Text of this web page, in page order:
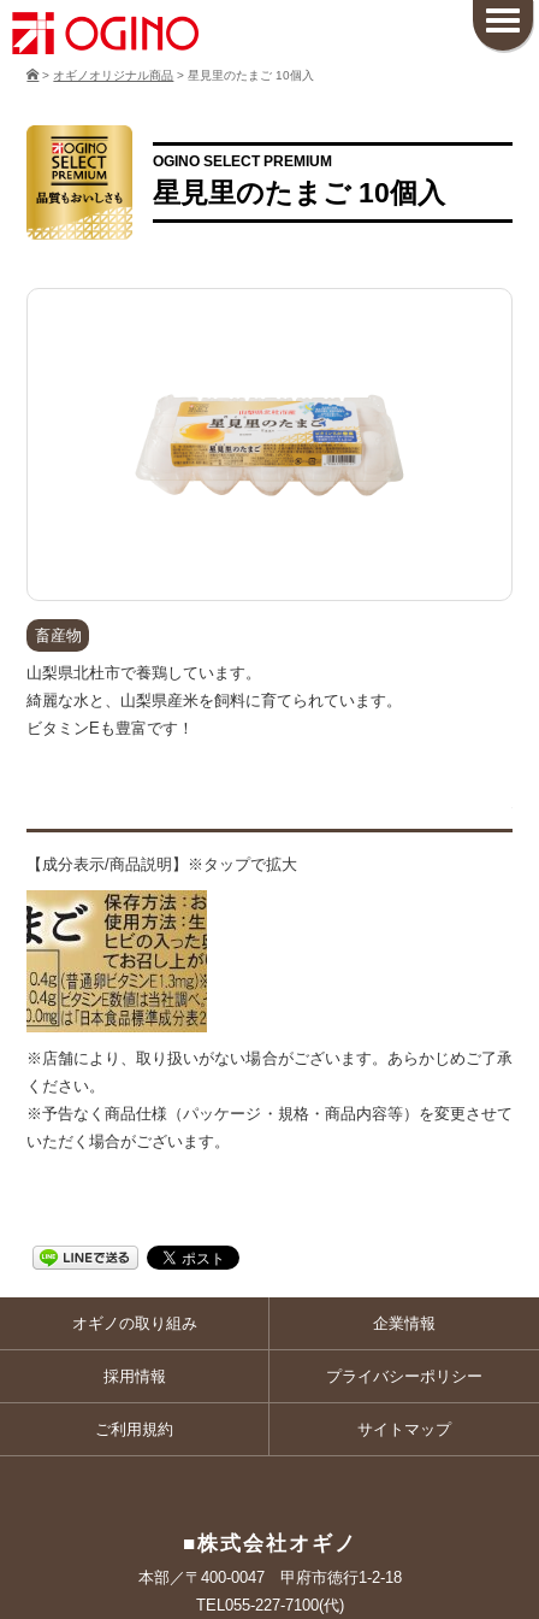
> オギノオリジナル商品 >星見里のたまご 10個入
OGINO SELECT PREMIUM
星見里のたまご 10個入
畜産物
山梨県北杜市で養鶏しています。
綺麗な水と、山梨県産米を飼料に育てられています。
ビタミンEも豊富です！
【成分表示/商品説明】※タップで拡大
※店舗により、取り扱いがない場合がございます。あらかじめご了承
ください。
※予告なく商品仕様（パッケージ・規格・商品内容等）を変更させて
いただく場合がございます。
オギノの取り組み 企業情報
採用情報 プライバシーポリシー
ご利用規約 サイトマップ
■株式会社オギノ
本部／〒400-0047 甲府市徳行1-2-18
TEL055-227-7100(代)